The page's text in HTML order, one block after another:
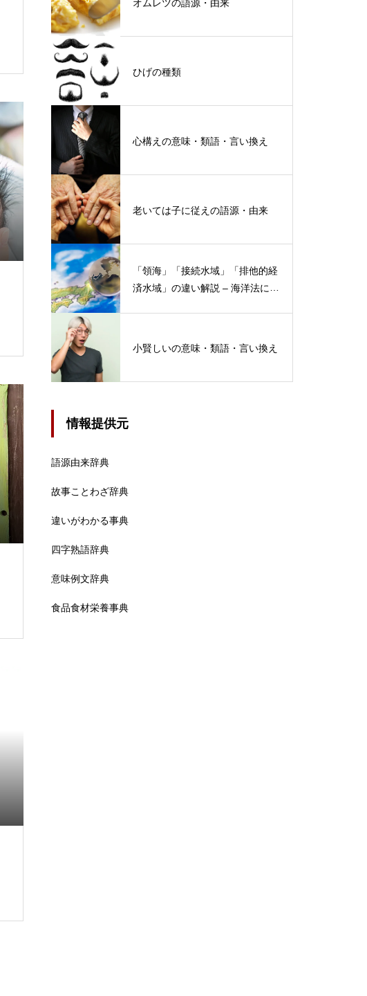
ひげの種類
心構えの意味・類語・言い換え
老いては子に従えの語源・由来
「領海」「接続水域」「排他的経
済水域」の違い解説 – 海洋法にお
小賢しいの意味・類語・言い換え
情報提供元
語源由来辞典
故事ことわざ辞典
違いがわかる事典
四字熟語辞典
意味例文辞典
食品食材栄養事典